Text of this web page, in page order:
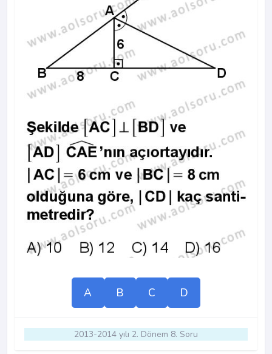
A B C D
2013-2014 yılı 2. Dönem 8. Soru